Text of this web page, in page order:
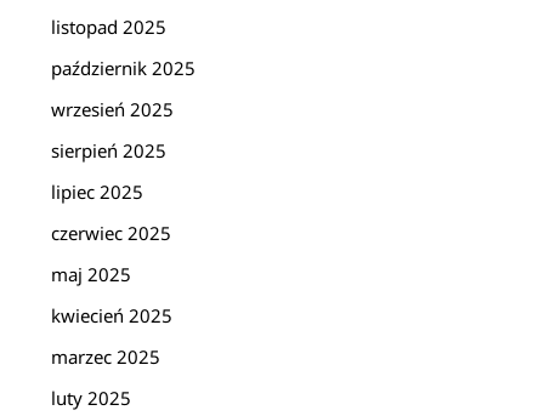
listopad 2025
październik 2025
wrzesień 2025
sierpień 2025
lipiec 2025
czerwiec 2025
maj 2025
kwiecień 2025
marzec 2025
luty 2025